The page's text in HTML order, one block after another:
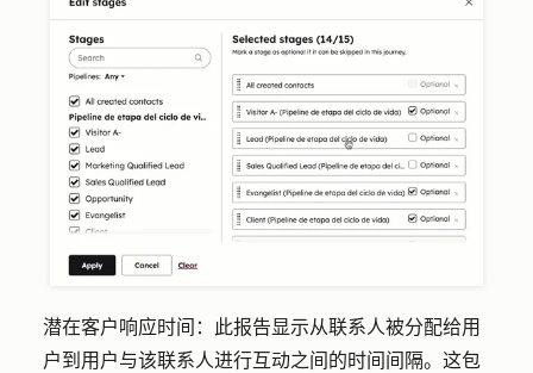
潜在客户响应时间：此报告显示从联系人被分配给用
户到用户与该联系人进行互动之间的时间间隔。这包